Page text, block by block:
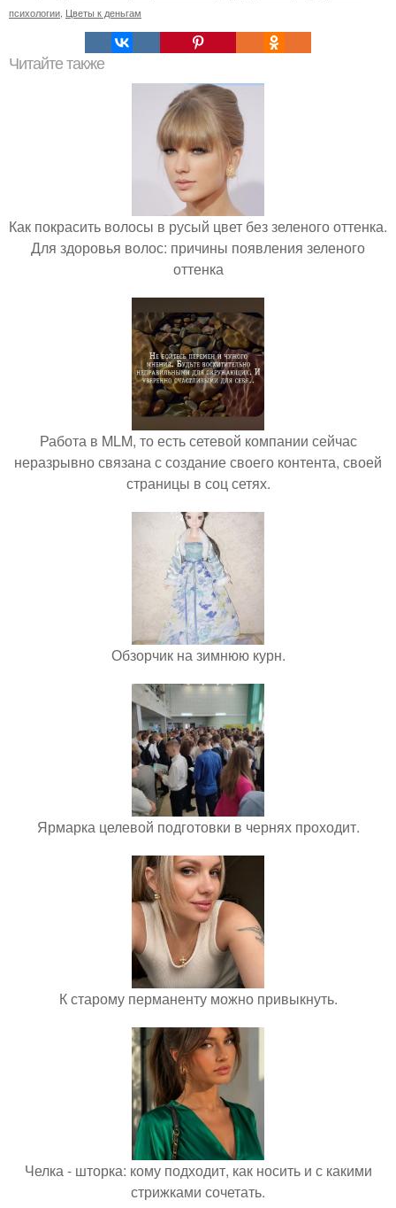
психологии, Цветы к деньгам
Читайте также
Как покрасить волосы в русый цвет без зеленого оттенка.
Для здоровья волос: причины появления зеленого
оттенка
Работа в MLM, то есть сетевой компании сейчас
неразрывно связана с создание своего контента, своей
страницы в соц сетях.
Обзорчик на зимнюю курн.
Ярмарка целевой подготовки в чернях проходит.
К старому перманенту можно привыкнуть.
Челка - шторка: кому подходит, как носить и с какими
стрижками сочетать.